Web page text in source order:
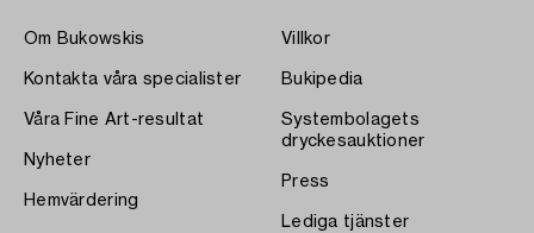
Om Bukowskis
Kontakta våra specialister
Våra Fine Art-resultat
Nyheter
Hemvärdering
Villkor
Bukipedia
Systembolagets
dryckesauktioner
Press
Lediga tjänster